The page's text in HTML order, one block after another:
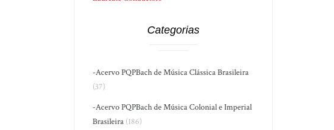
Categorias
-Acervo PQPBach de Música Clássica Brasileira
(37)
-Acervo PQPBach de Música Colonial e Imperial
Brasileira (186)